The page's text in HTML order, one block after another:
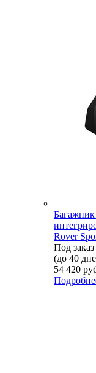
Rover
Под заказ
(до 40
54 420